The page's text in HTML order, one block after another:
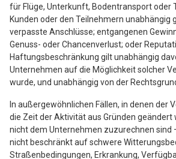
für Flüge, Unterkunft, Bodentransport oder
Kunden oder den Teilnehmern unabhängig
verpasste Anschlüsse; entgangenen
Genuss- oder Chancenverlust; oder
Haftungsbeschränkung gilt unabhängig
Unternehmen auf die Möglichkeit solcher
wurde, und unabhängig von der
In außergewöhnlichen Fällen, in denen der
die Zeit der Aktivität aus Gründen geändert
nicht dem Unternehmen zuzurechnen sind
nicht beschränkt auf schwere
Straßenbedingungen, Erkrankung,